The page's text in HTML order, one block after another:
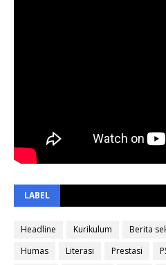
LABEL
Headline Kurikulum Berita
Humas
Literasi Prestasi